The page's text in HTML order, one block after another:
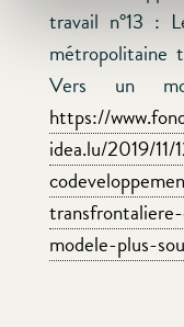
travail n°13 :
métropolitaine
Vers un
https://
idea.lu/2019/
modele-plus-